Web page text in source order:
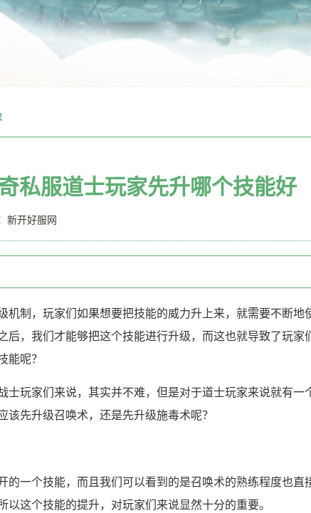
私服道士玩家先升哪个技能好
新开好服网
机制，玩家们如果想要把技能的威力升上来，就需要不断地
后，我们才能够把这个技能进行升级，而这也就导致了玩家
能呢？
士玩家们来说，其实并不难，但是对于道士玩家来说就有一
该先升级召唤术，还是先升级施毒术呢？
的一个技能，而且我们可以看到的是召唤术的熟练程度也直
以这个技能的提升，对玩家们来说显然十分的重要。